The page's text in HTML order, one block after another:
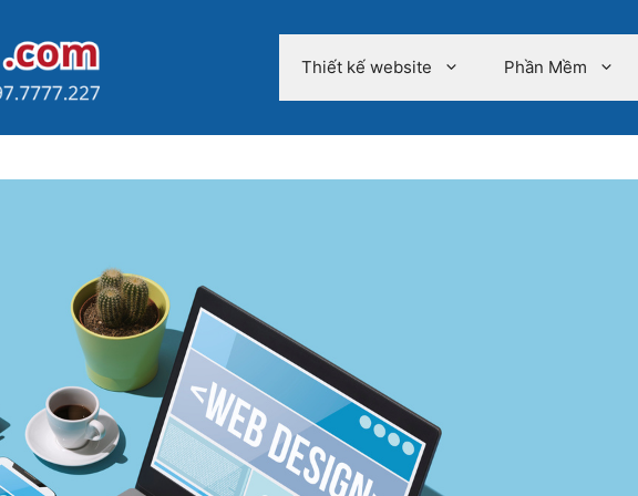
Thiết kế website Phần Mềm